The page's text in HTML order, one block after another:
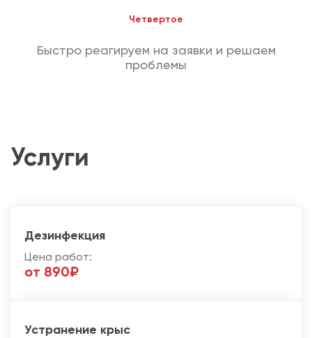
Четвертое
Быстро реагируем на заявки и решаем
проблемы
Услуги
Дезинфекция
Цена работ:
от 890₽
Устранение крыс